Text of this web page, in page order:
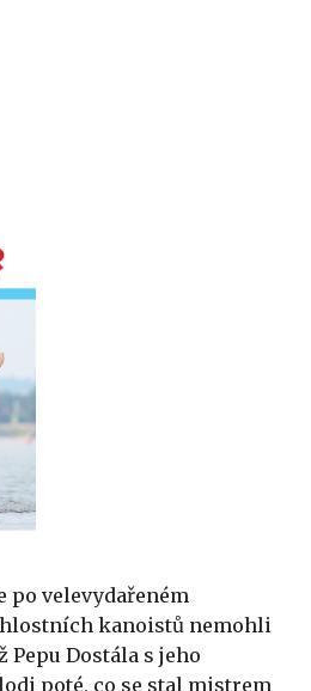
po velevydařeném
kanoistů nemohli
Dostála s jeho
poté, co se stal mistrem